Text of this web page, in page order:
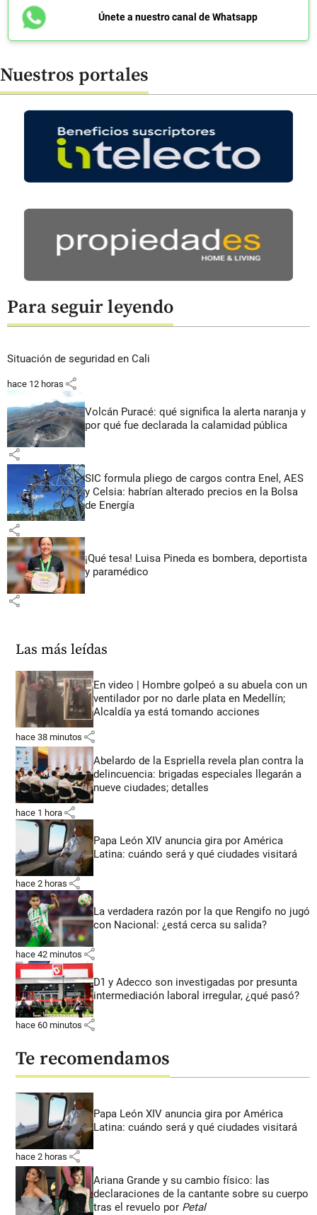
Únete a nuestro canal de Whatsapp
Nuestros portales
Para seguir leyendo
Situación de seguridad en Cali
hace 12 horas share
Volcán Puracé: qué significa la alerta naranja y
por qué fue declarada la calamidad pública
share
SIC formula pliego de cargos contra Enel, AES
y Celsia: habrían alterado precios en la Bolsa
de Energía
share
¡Qué tesa! Luisa Pineda es bombera, deportista
y paramédico
share
Las más leídas
En video | Hombre golpeó a su abuela con un
ventilador por no darle plata en Medellín;
Alcaldía ya está tomando acciones
hace 38 minutos share
Abelardo de la Espriella revela plan contra la
delincuencia: brigadas especiales llegarán a
nueve ciudades; detalles
hace 1 hora share
Papa León XIV anuncia gira por América
Latina: cuándo será y qué ciudades visitará
hace 2 horas share
La verdadera razón por la que Rengifo no jugó
con Nacional: ¿está cerca su salida?
hace 42 minutos share
D1 y Adecco son investigadas por presunta
intermediación laboral irregular, ¿qué pasó?
hace 60 minutos share
Te recomendamos
Papa León XIV anuncia gira por América
Latina: cuándo será y qué ciudades visitará
hace 2 horas share
Ariana Grande y su cambio físico: las
declaraciones de la cantante sobre su cuerpo
tras el revuelo por Petal